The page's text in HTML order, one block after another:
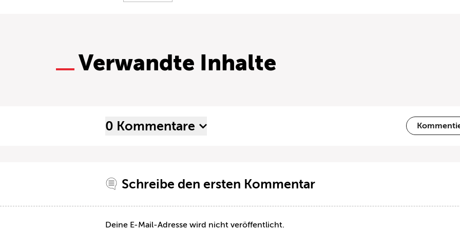
Verwandte Inhalte
0 Kommentare
Schreibe den ersten Kommentar
Deine E-Mail-Adresse wird nicht veröffentlicht.